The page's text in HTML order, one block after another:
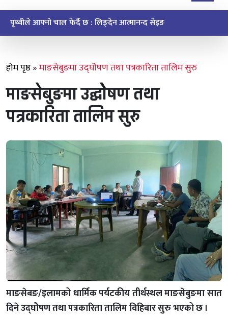
ऐतिहासिक मुइ चक्मा सेवाको सन्देश र सम्झना
होम पृष्ठ»माङसेबुङमा उद्घोेषण तथा पत्रकारिता तालिम सुरु
माङसेबुङमा उद्घोेषण तथा
पत्रकारिता तालिम सुरु
माङसेबङ/इलामको धार्मिक पर्यटकीय तीर्थस्थल माङसेबुङमा सात
दिने उद्घोेषण तथा पत्रकारिता तालिम विहिबार सुरु भएको छ ।